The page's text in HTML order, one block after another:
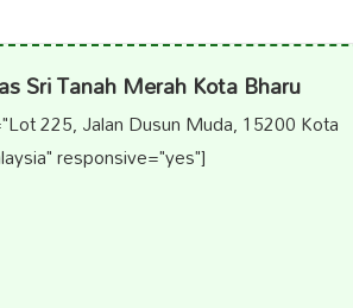
Sri Tanah Merah Kota Bharu
225, Jalan Dusun Muda, 15200 Kota
responsive="yes"]